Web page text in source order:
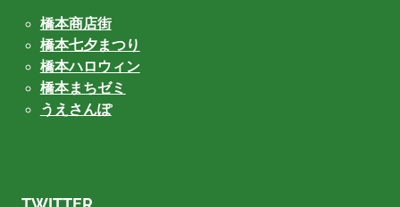
橋本商店街
橋本七夕まつり
橋本ハロウィン
橋本まちゼミ
うえさんぽ